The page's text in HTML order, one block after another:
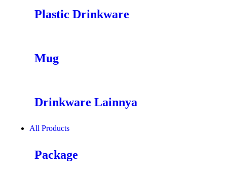
Plastic Drinkware
Mug
Drinkware Lainnya
All Products
Package